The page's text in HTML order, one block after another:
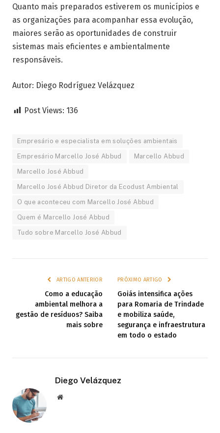
Quanto mais preparados estiverem os municípios e
as organizações para acompanhar essa evolução,
maiores serão as oportunidades de construir
sistemas mais eficientes e ambientalmente
responsáveis.
Autor: Diego Rodríguez Velázquez
Post Views: 136
Empresário e especialista em soluções ambientais
Empresário Marcello José Abbud Marcello Abbud
Marcello José Abbud
Marcello José Abbud Diretor da Ecodust Ambiental
O que aconteceu com Marcello José Abbud
Quem é Marcello José Abbud
Tudo sobre Marcello José Abbud
ARTIGO ANTERIOR
Como a educação
ambiental melhora a
gestão de resíduos? Saiba
mais sobre
PRÓXIMO ARTIGO
Goiás intensifica ações
para Romaria de Trindade
e mobiliza saúde,
segurança e infraestrutura
em todo o estado
Diego Velázquez
Website